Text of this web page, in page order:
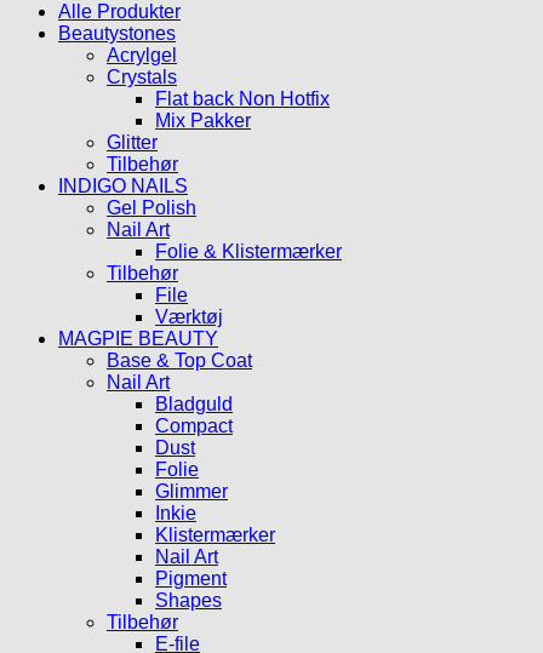
Alle Produkter
Beautystones
Acrylgel
Crystals
Flat back Non Hotfix
Mix Pakker
Glitter
Tilbehør
INDIGO NAILS
Gel Polish
Nail Art
Folie & Klistermærker
Tilbehør
File
Værktøj
MAGPIE BEAUTY
Base & Top Coat
Nail Art
Bladguld
Compact
Dust
Folie
Glimmer
Inkie
Klistermærker
Nail Art
Pigment
Shapes
Tilbehør
E-file